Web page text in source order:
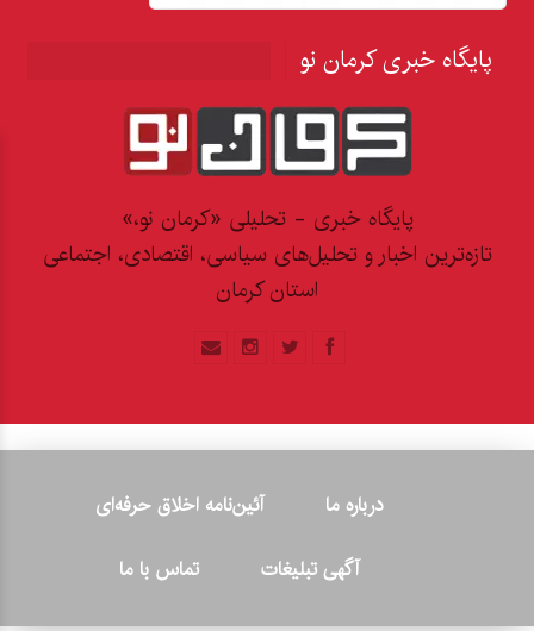
پایگاه خبری کرمان نو
پایگاه خبری - تحلیلی «کرمان نو،»
تازه‌ترین اخبار و تحلیل‌های سیاسی، اقتصادی، اجتماعی
استان کرمان
درباره ما
آئین‌نامه اخلاق حرفه‌ای
آگهی تبلیغات
تماس با ما